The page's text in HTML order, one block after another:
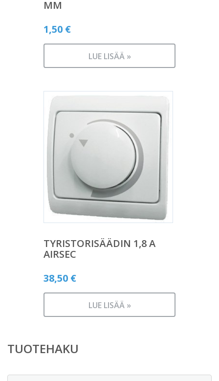
MM
1,50 €
LUE LISÄÄ »
TYRISTORISÄÄDIN 1,8 A
AIRSEC
38,50 €
LUE LISÄÄ »
TUOTEHAKU